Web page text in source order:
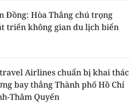
Đồng: Hòa Thắng chú trọng
triển không gian du lịch biển
Airlines chuẩn bị khai thác
bay thẳng Thành phố Hồ Chí
Thâm Quyến